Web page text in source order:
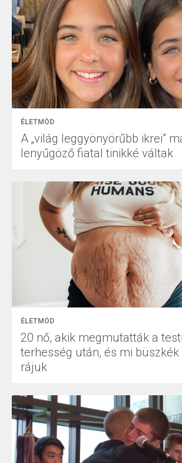
ÉLETMÓD
A „világ leggyönyörűbb ikrei”
lenyűgöző fiatal tinikké váltak
ÉLETMÓD
20 nő, akik megmutatták a
terhesség után, és mi
rájuk